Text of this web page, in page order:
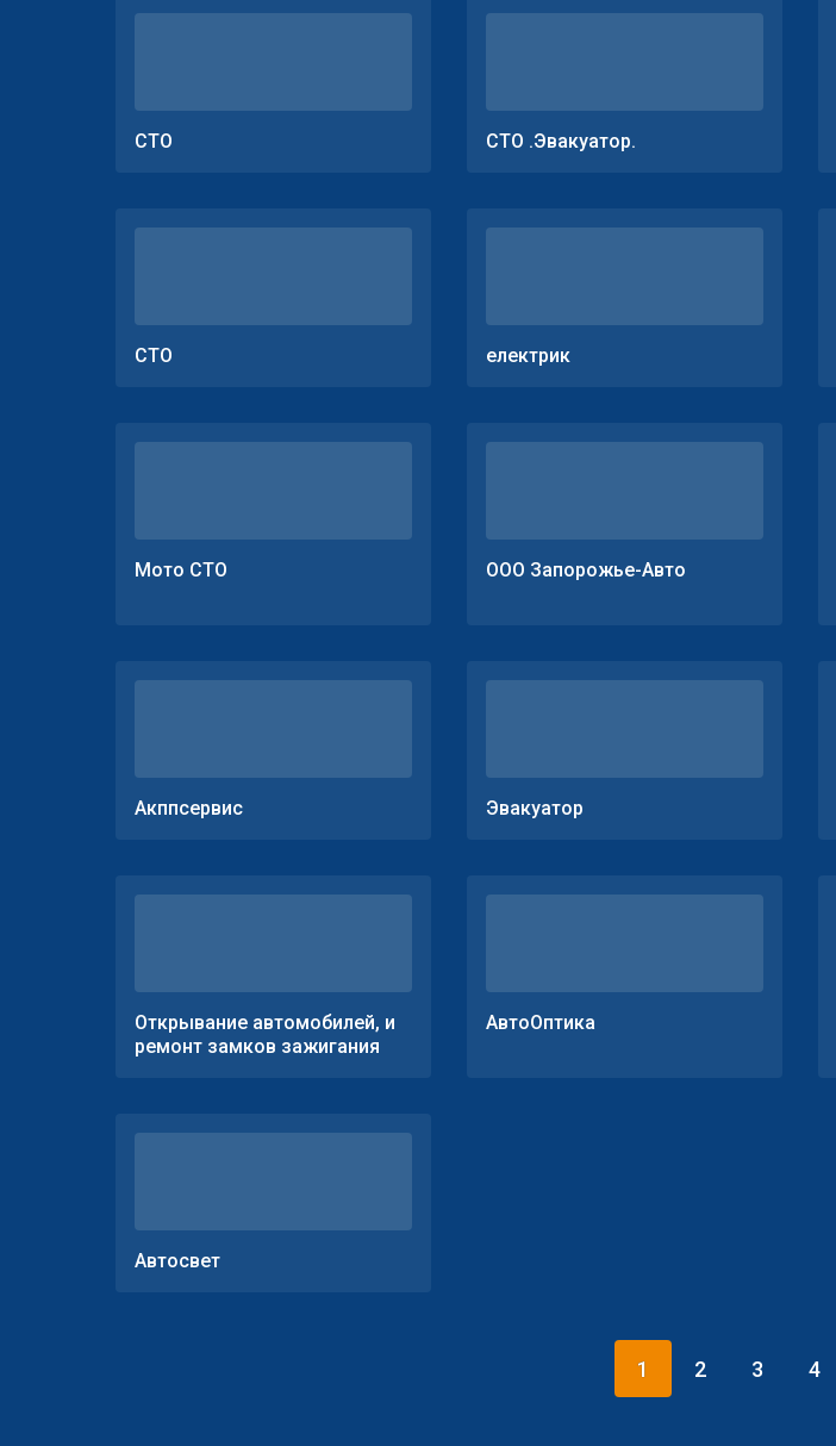
СТО СТО .Эвакуатор.
СТО електрик
Мото СТО ООО Запорожье-Авто
Акппсервис Эвакуатор
Открывание автомобилей, и
ремонт замков зажигания
АвтоОптика
Автосвет
1 2 3 4